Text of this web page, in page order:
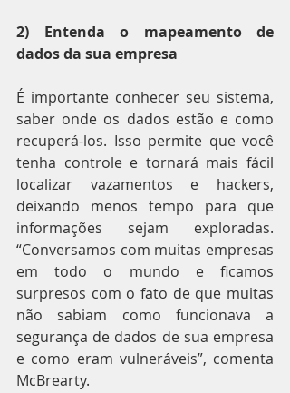
2) Entenda o mapeamento de
dados da sua empresa
É importante conhecer seu sistema,
saber onde os dados estão e como
recuperá-los. Isso permite que você
tenha controle e tornará mais fácil
localizar vazamentos e hackers,
deixando menos tempo para que
informações sejam exploradas.
“Conversamos com muitas empresas
em todo o mundo e ficamos
surpresos com o fato de que muitas
não sabiam como funcionava a
segurança de dados de sua empresa
e como eram vulneráveis”, comenta
McBrearty.